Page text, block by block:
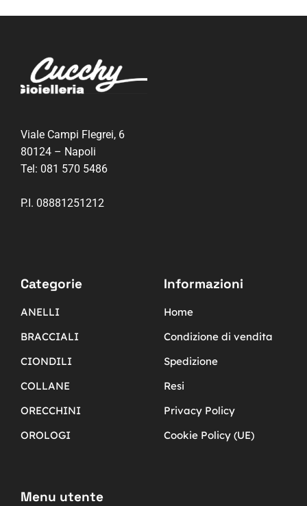
Viale Campi Flegrei, 6
80124 – Napoli
Tel: 081 570 5486
P.I. 08881251212
Categorie
ANELLI
BRACCIALI
CIONDILI
COLLANE
ORECCHINI
OROLOGI
Informazioni
Home
Condizione di vendita
Spedizione
Resi
Privacy Policy
Cookie Policy (UE)
Menu utente